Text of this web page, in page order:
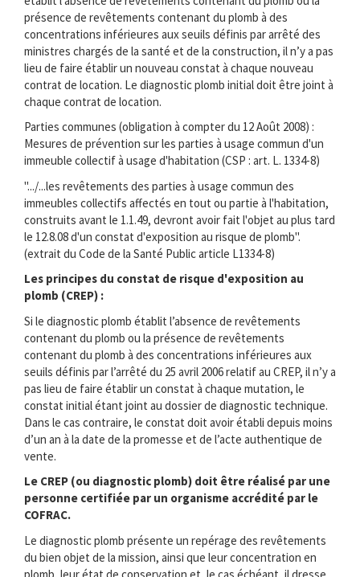
présence de revêtements contenant du plomb à des
concentrations inférieures aux seuils définis par arrêté des
ministres chargés de la santé et de la construction, il n’y a pas
lieu de faire établir un nouveau constat à chaque nouveau
contrat de location. Le diagnostic plomb initial doit être joint à
chaque contrat de location.
Parties communes (obligation à compter du 12 Août 2008) :
Mesures de prévention sur les parties à usage commun d'un
immeuble collectif à usage d'habitation (CSP : art. L. 1334-8)
".../...les revêtements des parties à usage commun des
immeubles collectifs affectés en tout ou partie à l'habitation,
construits avant le 1.1.49, devront avoir fait l'objet au plus tard
le 12.8.08 d'un constat d'exposition au risque de plomb".
(extrait du Code de la Santé Public article L1334-8)
Les principes du constat de risque d'exposition au
plomb (CREP) :
Si le diagnostic plomb établit l’absence de revêtements
contenant du plomb ou la présence de revêtements
contenant du plomb à des concentrations inférieures aux
seuils définis par l’arrêté du 25 avril 2006 relatif au CREP, il n’y a
pas lieu de faire établir un constat à chaque mutation, le
constat initial étant joint au dossier de diagnostic technique.
Dans le cas contraire, le constat doit avoir établi depuis moins
d’un an à la date de la promesse et de l’acte authentique de
vente.
Le CREP (ou diagnostic plomb) doit être réalisé par une
personne certifiée par un organisme accrédité par le
COFRAC.
Le diagnostic plomb présente un repérage des revêtements
du bien objet de la mission, ainsi que leur concentration en